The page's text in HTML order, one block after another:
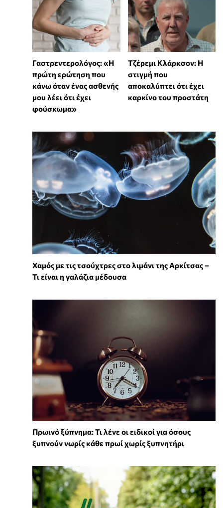
Γαστρεντερολόγος: «Η
πρώτη ερώτηση που
κάνω όταν ένας ασθενής
μου λέει ότι έχει
φούσκωμα»
Τζέρεμι Κλάρκσον: Η
στιγμή που
αποκαλύπτει ότι έχει
καρκίνο του προστάτη
Χαμός με τις τσούχτρες στο λιμάνι της Αρκίτσας –
Τι είναι η γαλάζια μέδουσα
Πρωινό ξύπνημα: Τι λένε οι ειδικοί για όσους
ξυπνούν νωρίς κάθε πρωί χωρίς ξυπνητήρι